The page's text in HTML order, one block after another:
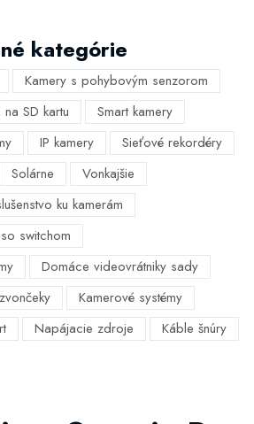
kategórie
Kamery s pohybovým senzorom
SD kartu
Smart kamery
IP kamery
Sieťové rekordéry
Solárne
Vonkajšie
ku kamerám
switchom
Domáce videovrátniky sady
Kamerové systémy
Napájacie zdroje Káble šnúry